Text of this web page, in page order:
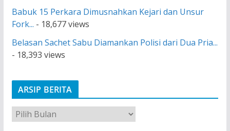
Babuk 15 Perkara Dimusnahkan Kejari dan Unsur
Fork... - 18,677 views
Belasan Sachet Sabu Diamankan Polisi dari Dua Pria...
- 18,393 views
ARSIP BERITA
A
r